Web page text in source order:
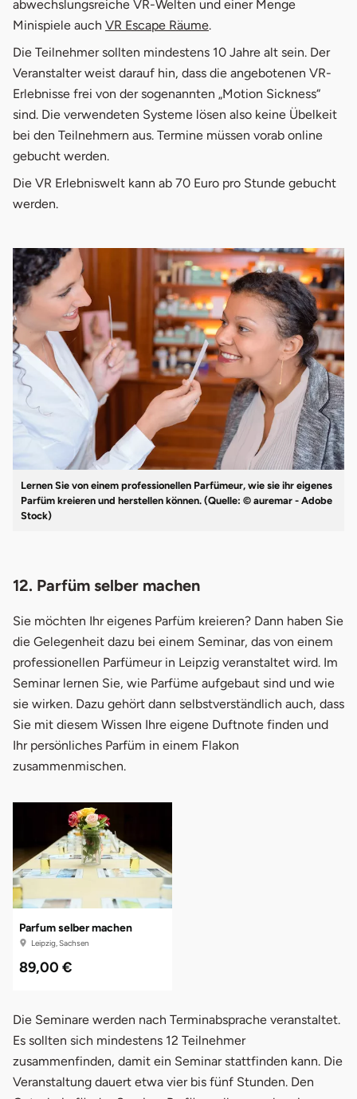
abwechslungsreiche VR-Welten und einer Menge
Minispiele auch VR Escape Räume.
Die Teilnehmer sollten mindestens 10 Jahre alt sein. Der
Veranstalter weist darauf hin, dass die angebotenen VR-
Erlebnisse frei von der sogenannten „Motion Sickness“
sind. Die verwendeten Systeme lösen also keine Übelkeit
bei den Teilnehmern aus. Termine müssen vorab online
gebucht werden.
Die VR Erlebniswelt kann ab 70 Euro pro Stunde gebucht
werden.
Lernen Sie von einem professionellen Parfümeur, wie sie ihr eigenes
Parfüm kreieren und herstellen können. (Quelle: © auremar - Adobe
Stock)
12. Parfüm selber machen
Sie möchten Ihr eigenes Parfüm kreieren? Dann haben Sie
die Gelegenheit dazu bei einem Seminar, das von einem
professionellen Parfümeur in Leipzig veranstaltet wird. Im
Seminar lernen Sie, wie Parfüme aufgebaut sind und wie
sie wirken. Dazu gehört dann selbstverständlich auch, dass
Sie mit diesem Wissen Ihre eigene Duftnote finden und
Ihr persönliches Parfüm in einem Flakon
zusammenmischen.
Parfum selber machen
Leipzig, Sachsen
89,00 €
Die Seminare werden nach Terminabsprache veranstaltet.
Es sollten sich mindestens 12 Teilnehmer
zusammenfinden, damit ein Seminar stattfinden kann. Die
Veranstaltung dauert etwa vier bis fünf Stunden. Den